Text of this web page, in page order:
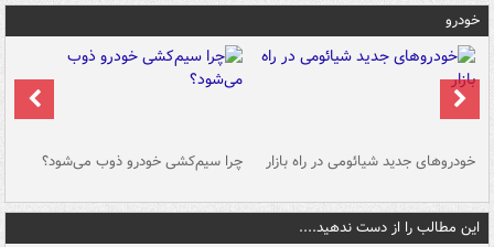
خودرو
خودروهای جدید شیائومی در راه بازار چرا سیم‌کشی خودرو ذوب می‌شود؟
این مطالب را از دست ندهید....